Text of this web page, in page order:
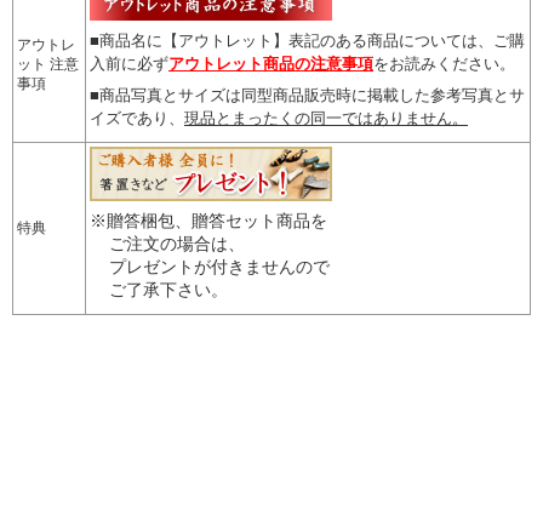
アウトレ
ット 注意
事項
■商品名に【アウトレット】表記のある商品については、
ご購
入前に必ずアウトレット商品の注意事項をお読みください。
■商品写真とサイズは同型商品販売時に掲載した参考写真とサ
イズであり、 現品とまったくの同一ではありません。
特典
※贈答梱包、贈答セット商品を
ご注文の場合は、
プレゼントが付きませんので
ご了承下さい。